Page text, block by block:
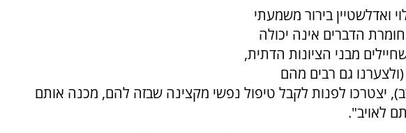
ואדלשטיין בירור משמעתי
הדברים אינה יכולה
מבני הציונות הדתית,
גם רבים מהם
יצטרכו לפנות לקבל טיפול נפשי מקצינה שבזה להם, מכנה אותם
לאויב".